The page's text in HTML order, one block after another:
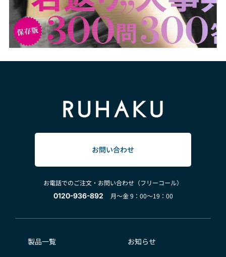
お問い合わせ
お電話でのご注文・お問い合わせ（フリーコール）
0120-936-892
月～金 9：00～19：00
製品一覧
お知らせ